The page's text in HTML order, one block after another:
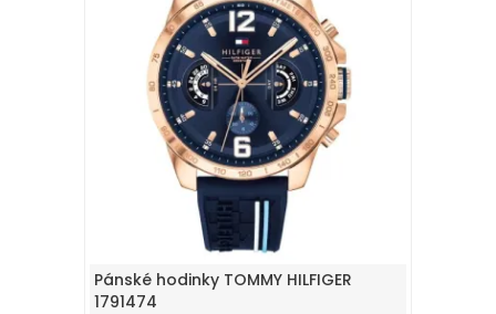
Pánské hodinky TOMMY HILFIGER
1791474